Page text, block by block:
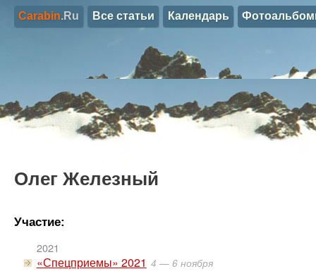
Carabin.Ru Все статьи Календарь
Олег Железный
Участие:
2021
«Спецприемы» 2021 4 — 6 ноября